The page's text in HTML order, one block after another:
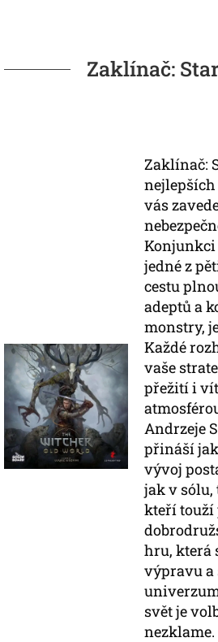
Zaklínač:
Zaklínač:
vás
Konjunkci
jedné z
cestu
adeptů a
monstry,
Každé
vaše
přežití i
Andrzeje
přináší
vývoj
jak v sólu,
kteří touží
hru, která
výpravu a
svět je
nezklame.